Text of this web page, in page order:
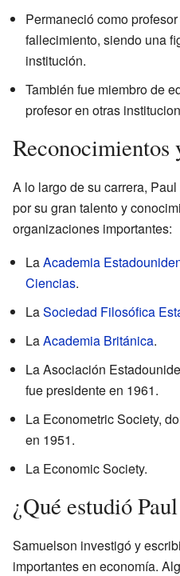
Permaneció como
fallecimiento, siendo una
institución.
También fue miembro de
profesor en otras
Reconocimientos
A lo largo de su carrera,
por su gran talento y
organizaciones importantes:
LaAcademia
Ciencias.
LaSociedad Filosófica
LaAcademia Británica.
La Asociación
fue presidente en 1961.
La Econometric Society,
en 1951.
La Economic Society.
¿Qué estudió
Samuelson investigó y
importantes en economía.